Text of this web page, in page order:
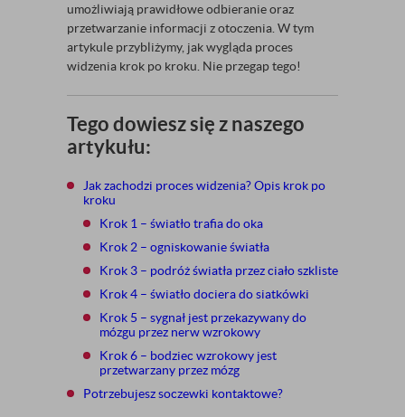
umożliwiają prawidłowe odbieranie oraz
przetwarzanie informacji z otoczenia. W tym
artykule przybliżymy, jak wygląda proces
widzenia krok po kroku. Nie przegap tego!
Tego dowiesz się z naszego
artykułu:
Jak zachodzi proces widzenia? Opis krok po
kroku
Krok 1 – światło trafia do oka
Krok 2 – ogniskowanie światła
Krok 3 – podróż światła przez ciało szkliste
Krok 4 – światło dociera do siatkówki
Krok 5 – sygnał jest przekazywany do
mózgu przez nerw wzrokowy
Krok 6 – bodziec wzrokowy jest
przetwarzany przez mózg
Potrzebujesz soczewki kontaktowe?